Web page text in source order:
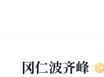
冈仁波齐峰